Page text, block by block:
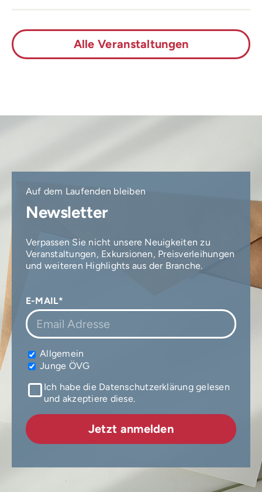
Alle Veranstaltungen
Auf dem Laufenden bleiben
Newsletter
Verpassen Sie nicht unsere Neuigkeiten zu
Veranstaltungen, Exkursionen, Preisverleihungen
und weiteren Highlights aus der Branche.
E-MAIL*
Allgemein
Junge ÖVG
Ich habe die Datenschutzerklärung gelesen
und akzeptiere diese.